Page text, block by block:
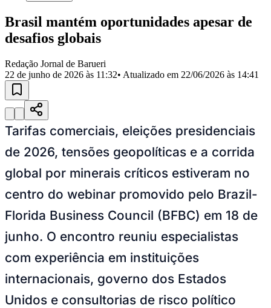
Selecione sua regiãoPara notícias da sua região
AldeiaAldeia da SerraAldeia de Barueri
VistaCalifórniaCarapicuíba
RegiãoCotia Cruz PretaEngenho NovoFazenda
Militar
Califórnia
Esperança
JulioJardim Líbano
MutingaJardim ParaísoJardim PaulistaJardim ReginaliceJardim São
Jardim São Silvestre Jardim Silveira
Tupã Jardim TupanciMutingaNova AldeinhaOsasco Parque dos
Parque Imperial Parque Santa Luzia
do Bom JesusRecanto Phrynéa Santana de
Parnaíba
Silveira
do CondeVila Engenho Novo Vila MárciaVila Nossa Sra. da
Para Sua Empresa
Anuncie no Portal
Divulgar VagasNovo
Turismo
Brasil mantém oportunidades apesar de
desafios globais
Redação Jornal de Barueri
22 de junho de 2026 às 11:32• Atualizado em 22/06/2026 às 14:41
Tarifas comerciais, eleições presidenciais
de 2026, tensões geopolíticas e a corrida
global por minerais críticos estiveram no
centro do webinar promovido pelo Brazil-
Florida Business Council (BFBC) em 18 de
junho. O encontro reuniu especialistas
com experiência em instituições
internacionais, governo dos Estados
Unidos e consultorias de risco político